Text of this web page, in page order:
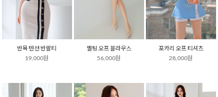
반목 텐션 반팔티
19,000원
멜팅 오프 블라우스
56,000원
포카리 오프 티셔츠
28,000원